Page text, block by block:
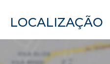
LOCALIZAÇÃO